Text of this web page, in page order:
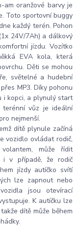
am oranžové barvy je
Toto sportovní buggy
každý terén. Pohon
24V/7Ah) a dálkový
jízdu. Vozítko
EVA kola, která
Děti se mohou
světelné a hudební
MP3. Díky pohonu
i kopci, a plynulý start
vůz je ideální
nejmenší.
dítě plynule začíná
vozidlo ovládat rodič,
může řídit
i v případě, že rodič
jízdy autíčko svítí
lze zapnout nebo
jsou otevírací
K autíčku lze
dítě může během